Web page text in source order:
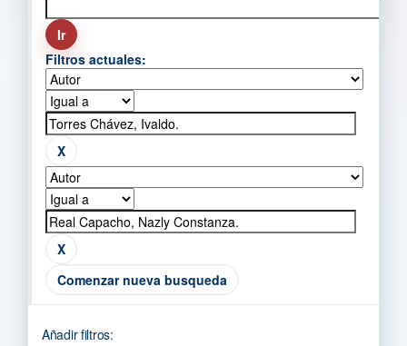
Filtros actuales:
Comenzar nueva busqueda
Añadir filtros: